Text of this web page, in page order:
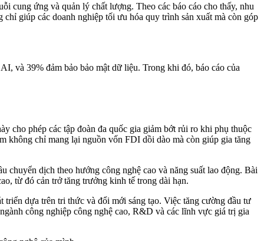
cung ứng và quản lý chất lượng. Theo các báo cáo cho thấy, nhu
giúp các doanh nghiệp tối ưu hóa quy trình sản xuất mà còn góp
và 39% đảm bảo bảo mật dữ liệu. Trong khi đó, báo cáo của
cho phép các tập đoàn đa quốc gia giảm bớt rủi ro khi phụ thuộc
không chỉ mang lại nguồn vốn FDI dồi dào mà còn giúp gia tăng
chuyển dịch theo hướng công nghệ cao và năng suất lao động. Bài
từ đó cản trở tăng trưởng kinh tế trong dài hạn.
dựa trên tri thức và đổi mới sáng tạo. Việc tăng cường đầu tư
công nghiệp công nghệ cao, R&D và các lĩnh vực giá trị gia